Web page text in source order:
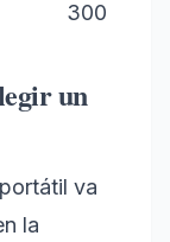
300
un
va
la